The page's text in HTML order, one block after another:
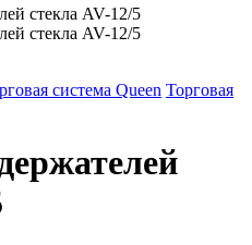
система Queen Торговая